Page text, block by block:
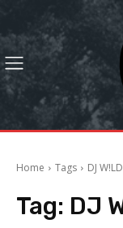
Home Tags DJ W!LD
Tag: DJ